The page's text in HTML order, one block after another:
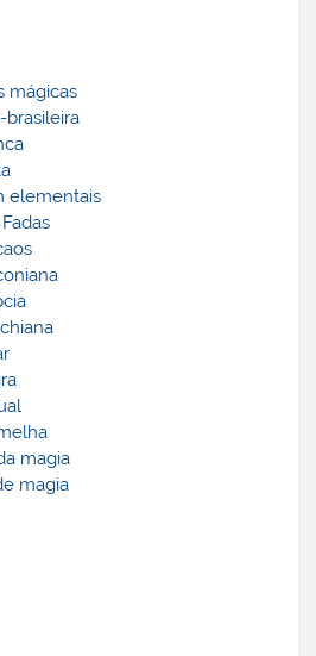
mágicas
brasileira
elementais
magia
magia